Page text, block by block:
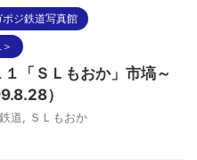
ポジ鉄道写真館
「ＳＬもおか」市塙～
）
道 ＳＬもおか